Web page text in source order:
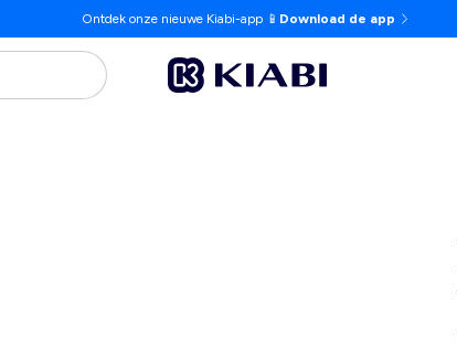
Ontdek onze nieuwe Kiabi-app 📱 Download de app